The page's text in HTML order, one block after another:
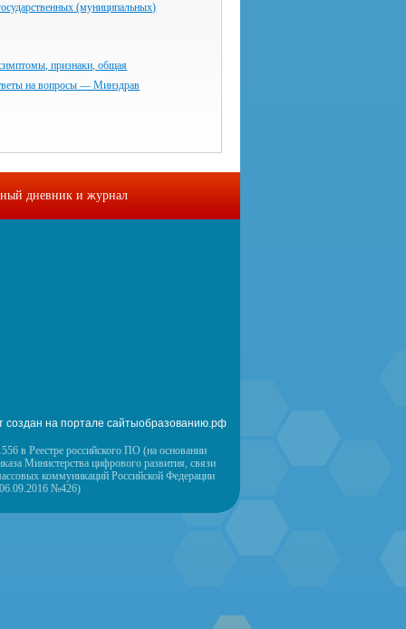
(муниципальных)
признаки, общая
на вопросы — Минздрав
дневник и журнал
создан на портале сайтыобразованию.рф
в Реестре российского ПО (на основании
Министерства цифрового развития, связи
коммуникаций Российской Федерации
№426)